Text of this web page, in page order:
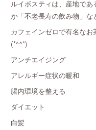
ルイボスティは、産地で
か「不老長寿の飲み物」な
カフェインゼロで有名な
(*^^*)
アンチエイジング
アレルギー症状の暖和
腸内環境を整える
ダイエット
白髪